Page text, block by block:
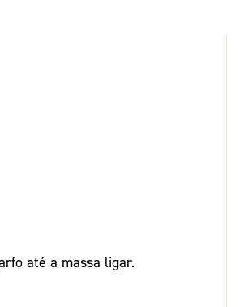
até a massa ligar.